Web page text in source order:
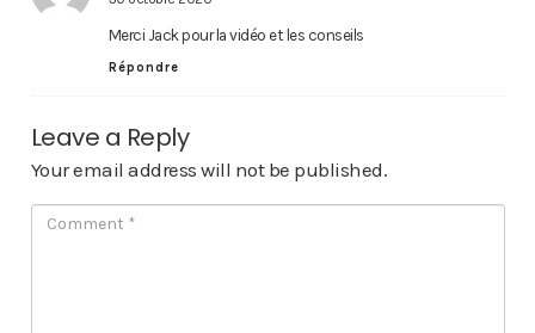
Merci Jack pour la vidéo et les conseils
Répondre
Leave a Reply
Your email address will not be published.